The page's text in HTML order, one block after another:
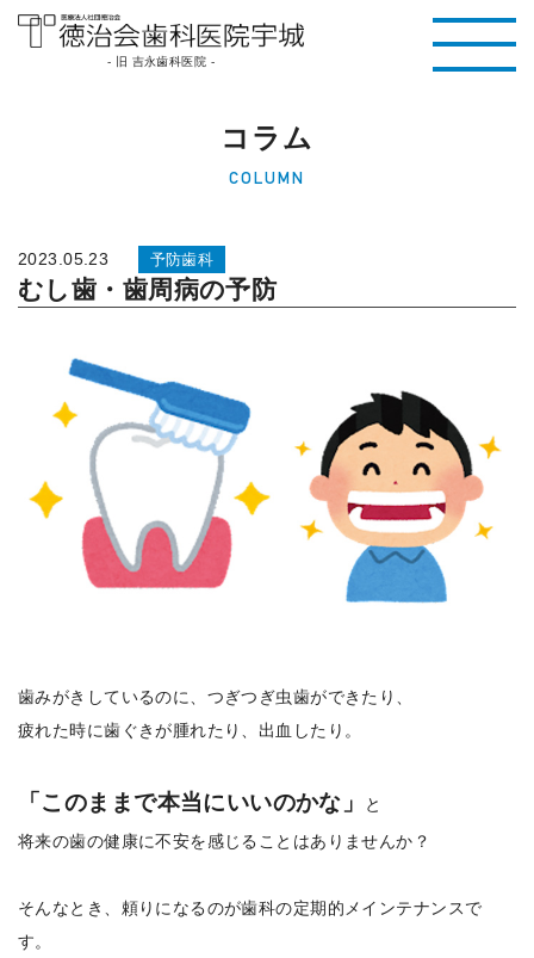
医療法人社団徳治
宇城 [旧 吉永歯科
市
- 旧 吉永歯科医院 -
コラム
COLUMN
2023.05.23 予防歯科
むし歯・歯周病の予防
歯みがきしているのに、つぎつぎ虫歯ができたり、
疲れた時に歯ぐきが腫れたり、出血したり。
「このままで本当にいいのかな」
と
将来の歯の健康に不安を感じることはありませんか？
そんなとき、頼りになるのが歯科の定期的メインテナンスで
す。